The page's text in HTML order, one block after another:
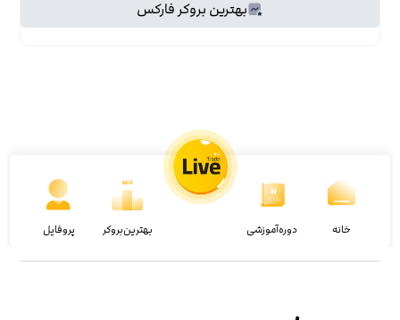
بهترین بروکر فارکس
خانه دوره‌آموزشی بهترین‌بروکر پروفایل